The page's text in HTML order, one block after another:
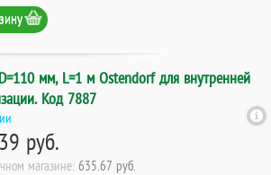
мм, L=1 м Ostendorf для внутренней
Код 7887
руб.
магазине: 635.67 руб.